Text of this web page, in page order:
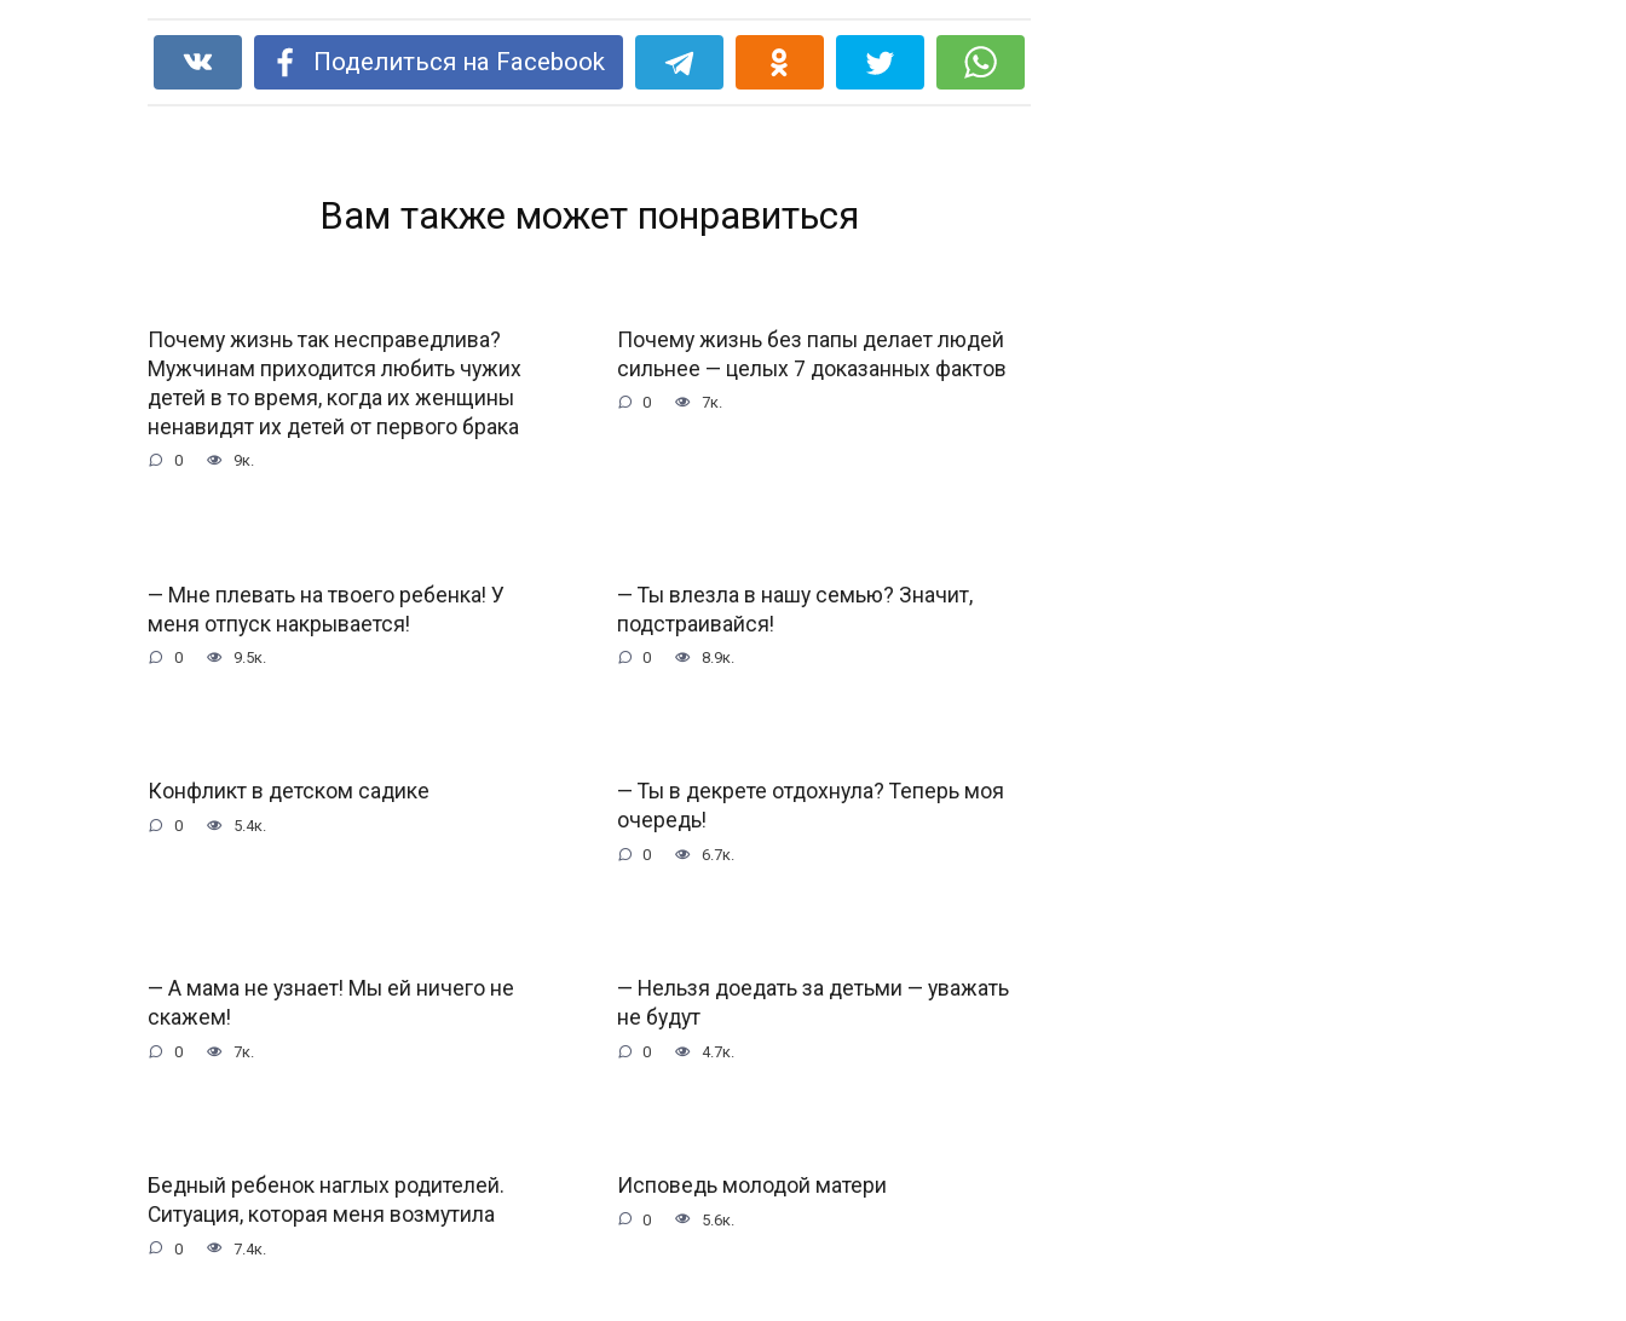
Поделиться на Facebook
Вам также может понравиться
Почему жизнь так несправедлива?
Мужчинам приходится любить чужих
детей в то время, когда их женщины
ненавидят их детей от первого брака
0 9к.
Почему жизнь без папы делает людей
сильнее — целых 7 доказанных фактов
0 7к.
— Мне плевать на твоего ребенка! У
меня отпуск накрывается!
0 9.5к.
— Ты влезла в нашу семью? Значит,
подстраивайся!
0 8.9к.
Конфликт в детском садике
0 5.4к.
— Ты в декрете отдохнула? Теперь моя
очередь!
0 6.7к.
— А мама не узнает! Мы ей ничего не
скажем!
0 7к.
— Нельзя доедать за детьми — уважать
не будут
0 4.7к.
Бедный ребенок наглых родителей.
Ситуация, которая меня возмутила
0 7.4к.
Исповедь молодой матери
0 5.6к.